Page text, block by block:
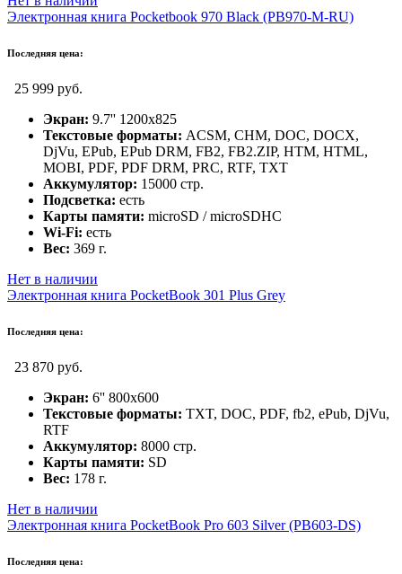
Электронная книга Pocketbook 970 Black (PB970-M-RU)
Последняя цена:
25 999 руб.
Экран: 9.7'' 1200x825
Текстовые форматы: ACSM, CHM, DOC, DOCX,
DjVu, EPub, EPub DRM, FB2, FB2.ZIP, HTM, HTML,
MOBI, PDF, PDF DRM, PRC, RTF, TXT
Аккумулятор: 15000 стр.
Подсветка: есть
Карты памяти: microSD / microSDHC
Wi-Fi: есть
Вес: 369 г.
Нет в наличии
Электронная книга PocketBook 301 Plus Grey
Последняя цена:
23 870 руб.
Экран: 6'' 800x600
Текстовые форматы: TXT, DOC, PDF, fb2, ePub, DjVu,
RTF
Аккумулятор: 8000 стр.
Карты памяти: SD
Вес: 178 г.
Нет в наличии
Электронная книга PocketBook Pro 603 Silver (PB603-DS)
Последняя цена: